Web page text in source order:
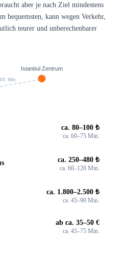
aber je nach Ziel mindestens
bequemsten, kann wegen Verkehr,
teurer und unberechenbarer
Min
Istanbul Zentrum
ca. 80–100 ₺
ca. 60–75 Min.
ca. 250–480 ₺
ca. 60–120 Min.
ca. 1.800–2.500 ₺
ca. 45–90 Min.
ab ca. 35–50 €
ca. 45–75 Min.